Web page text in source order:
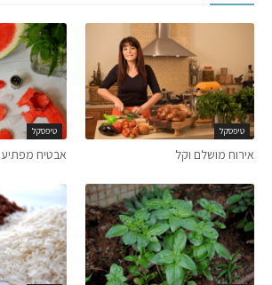
טיפסקל
אירוח מושלם וקל
טיפסקל
אבטיח מפתיע